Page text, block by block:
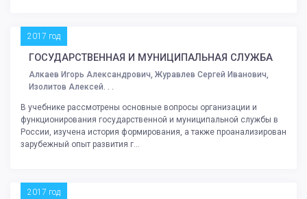
2017 год
ГОСУДАРСТВЕННАЯ И МУНИЦИПАЛЬНАЯ СЛУЖБА
Алкаев Игорь Александрович, Журавлев Сергей Иванович,
Изолитов Алексей. . .
В учебнике рассмотрены основные вопросы организации и
функционирования государственной и муниципальной службы в
России, изучена история формирования, а также проанализирован
зарубежный опыт развития г...
2017 год